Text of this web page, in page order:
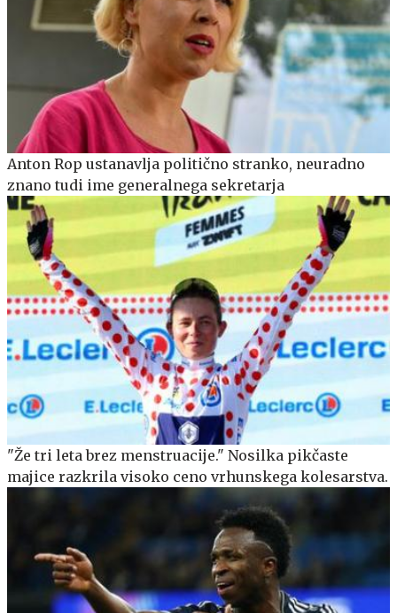
Anton Rop ustanavlja politično stranko, neuradno
znano tudi ime generalnega sekretarja
"Že tri leta brez menstruacije." Nosilka pikčaste
majice razkrila visoko ceno vrhunskega kolesarstva.